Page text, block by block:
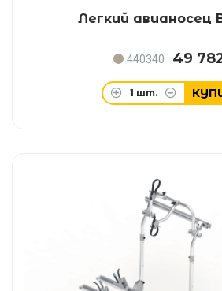
Легкий авианосец
440340 49
1 шт.